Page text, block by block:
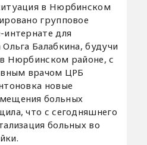
в Нюрбинском
групповое
интернате для
Балабкина, будучи
Нюрбинском районе, с
врачом ЦРБ
новые
больных
что с сегодняшнего
больных во